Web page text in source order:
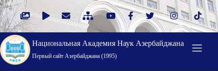
Национальная Академия Наук Азербайджана
Первый cайт Азербайджана (1995)